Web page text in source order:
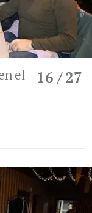
16 / 27
el